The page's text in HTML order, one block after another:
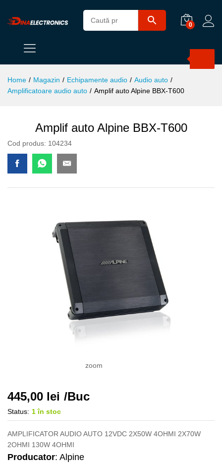
0
Home / Magazin / Echipamente audio / Audio auto /
Amplificatoare audio auto / Amplif auto Alpine BBX-T600
Amplif auto Alpine BBX-T600
Cod produs: 104234
zoom
445,00 lei /Buc
Status: 1 în stoc
AMPLIFICATOR AUDIO AUTO 12VDC 2X50W 4OHMI 2X70W
2OHMI 130W 4OHMI
Producator: Alpine